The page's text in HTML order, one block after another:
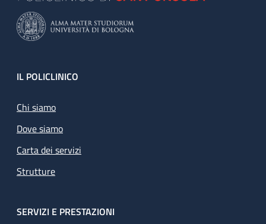
Footer
IL POLICLINICO
Chi siamo
Dove siamo
Carta dei servizi
Strutture
SERVIZI E PRESTAZIONI